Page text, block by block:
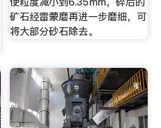
矿石经雷蒙磨再进一步磨细，可
将大部分砂石除去。